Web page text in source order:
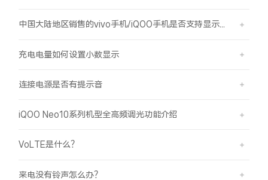
中国大陆地区销售的vivo手机/iQOO手机是否支持显示国外号码的归属地信息？
充电电量如何设置小数显示
连接电源是否有提示音
iQOO Neo10系列机型全高频调光功能介绍
VoLTE是什么？
来电没有铃声怎么办？